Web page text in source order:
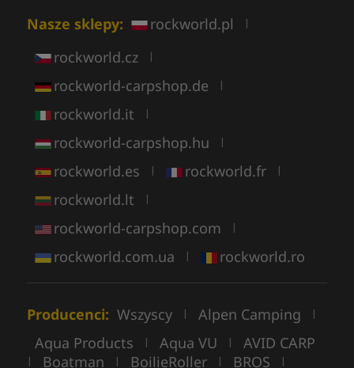
Nasze sklepy: rockworld.pl |
rockworld.cz |
rockworld-carpshop.de |
rockworld.it |
rockworld-carpshop.hu |
rockworld.es | rockworld.fr |
rockworld.lt |
rockworld-carpshop.com |
rockworld.com.ua | rockworld.ro
Producenci: Wszyscy | Alpen Camping |
Aqua Products | Aqua VU | AVID CARP
| Boatman | BoilieRoller | BROS |